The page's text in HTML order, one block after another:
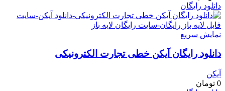
دانلود رایگان
نمایش سریع
دانلود رایگان آیکن خطی تجارت الکترونیکی
آیکن
0 تومان